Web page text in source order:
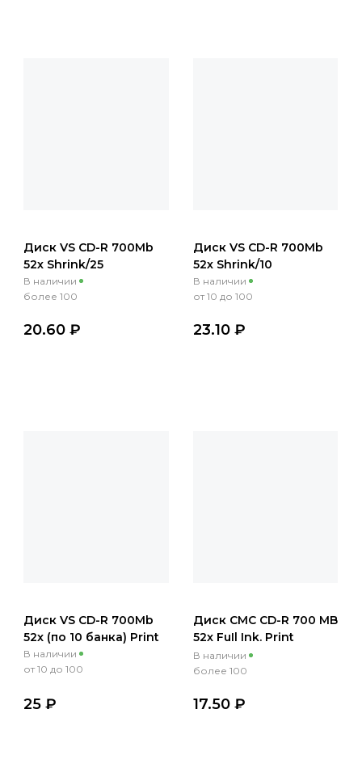
Диск VS CD-R 700Mb
52х Shrink/25
В наличии
более 100
20.60 ₽
Диск VS CD-R 700Mb
52х Shrink/10
В наличии
от 10 до 100
23.10 ₽
Диск VS CD-R 700Mb
52x (по 10 банка) Print
В наличии
от 10 до 100
25 ₽
Диск СМС CD-R 700 МB
52x FuIl Ink. Print
BULK/50шт
В наличии
более 100
17.50 ₽